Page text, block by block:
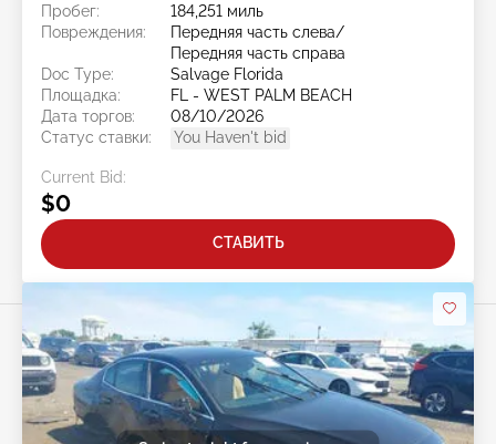
Пробег:
184,251 миль
Повреждения:
Передняя часть слева/
Передняя часть справа
Doc Type:
Salvage Florida
Площадка:
FL - WEST PALM BEACH
Дата торгов:
08/10/2026
Статус ставки:
You Haven't bid
Current Bid:
$0
СТАВИТЬ